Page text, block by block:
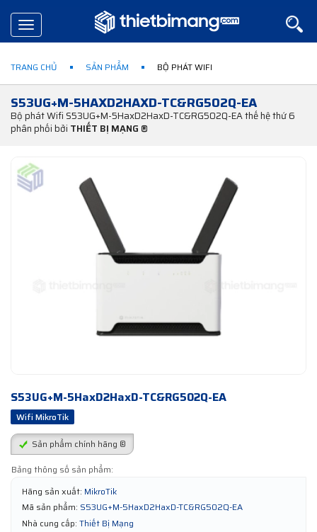
Toggle
navigation
TRANG CHỦ SẢN PHẨM BỘ PHÁT WIFI
S53UG+M-5HAXD2HAXD-TC&RG502Q-EA
Bộ phát Wifi S53UG+M-5HaxD2HaxD-TC&RG502Q-EA thế hệ thứ 6
phân phối bởi THIẾT BỊ MẠNG ®
S53UG+M-5HaxD2HaxD-TC&RG502Q-EA
Wifi MikroTik
Sản phẩm chính hãng ®
Bảng thông số sản phẩm:
Hãng sản xuất: MikroTik
Mã sản phẩm: S53UG+M-5HaxD2HaxD-TC&RG502Q-EA
Nhà cung cấp: Thiết Bị Mạng